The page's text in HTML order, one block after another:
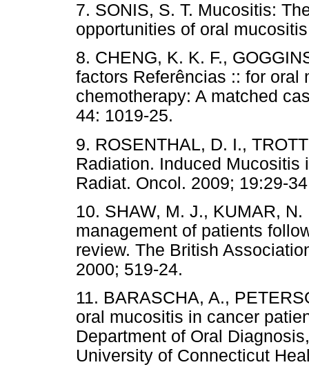
7. SONIS, S. T. Mucositis:
opportunities of oral
8. CHENG, K. K. F.,
factors Referências :: for oral
chemotherapy: A matched
44: 1019-25.
9. ROSENTHAL, D. I.,
Radiation. Induced Mucositis
Radiat. Oncol. 2009; 19:29-
10. SHAW, M. J., KUMAR,
management of patients
review. The British
2000; 519-24.
11. BARASCHA, A.,
oral mucositis in cancer
Department of Oral
University of Connecticut